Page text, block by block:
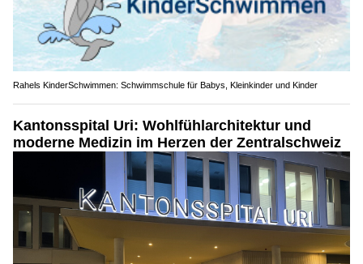
Rahels KinderSchwimmen: Schwimmschule für Babys, Kleinkinder und Kinder
Kantonsspital Uri: Wohlfühlarchitektur und
moderne Medizin im Herzen der Zentralschweiz